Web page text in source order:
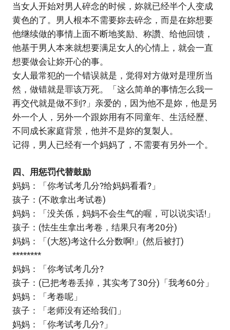
当女人开始对男人碎念的时候，妳就已经半个人变成
黄色的了。男人根本不需要妳去碎念，而是在妳想要
他继续做的事情上面不断地奖励、称讚、给他回馈，
他基于男人本来就想要满足女人的心情上，就会一直
想要做会让妳开心的事。
女人最常犯的一个错误就是，觉得对方做对是理所当
然，做错就是罪该万死。「这么简单的事情怎么我一
再交代就是做不到?」亲爱的，因为他不是妳，他是另
外一个人，另外一个跟妳用有不同童年、生活经歷、
不同成长家庭背景，他并不是妳的复製人。
记得，男人已经有一个妈妈了，不需要有另外一个。
四、用惩罚代替鼓励
妈妈：「你考试考几分?给妈妈看看?」
孩子：(不敢拿出考试卷)
妈妈：「没关係，妈妈不会生气的喔，可以说实话!」
孩子：(怯生生拿出考卷，结果只有考20分)
妈妈：「(大怒)考这什么分数啊!」(然后被打)
********
妈妈：「你考试考几分?
孩子：(已把考卷丢掉，其实考了30分)「我考60分」
妈妈：「考卷呢」
孩子：「老师没有还给我们」
妈妈：「你考试考几分?」